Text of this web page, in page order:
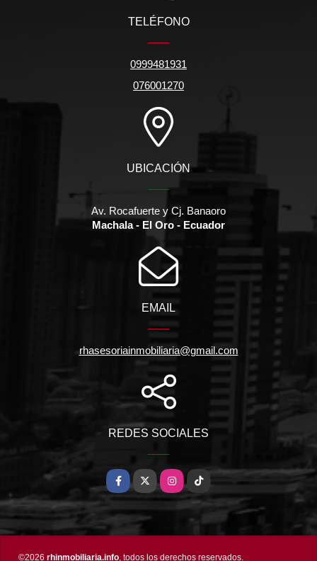
TELÉFONO
0999481931
076001270
UBICACIÓN
Av. Rocafuerte y Cj. Banaoro
Machala - El Oro - Ecuador
EMAIL
rhasesoriainmobiliaria@gmail.com
REDES SOCIALES
Facebook
X Instagram
TikTok
©2026 rhinmobiliaria.info, todos los derechos reservados.